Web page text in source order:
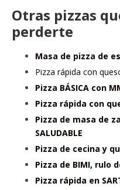
Otras pizzas
perderte
Masa de pizza de
Pizza rápida con
Pizza BÁSICA con
Pizza rápida con
Pizza de masa de
SALUDABLE
Pizza de cecina y
Pizza de BIMI, rulo
Pizza rápida en